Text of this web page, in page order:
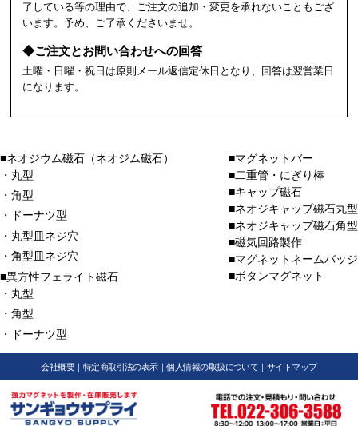
了している等の理由で、ご注文の追加・変更を承れないこともござ
います。予め、ご了承くださいませ。
◆ご注文とお問い合わせへの回答
土曜・日曜・祝日は原則メール返信定休日となり、回答は翌営業日
になります。
■ネオジウム磁石（ネオジム磁石）
・丸型
・角型
・ドーナツ型
・丸型皿ネジ穴
・角型皿ネジ穴
■異方性フェライト磁石
・丸型
・角型
・ドーナツ型
■マグネットバー
■二重管・にぎり棒
■キャップ磁石
■ネオジキャップ磁石丸型
■ネオジキャップ磁石角型
■磁気回路製作
■マグネットネームバッジ
■ボタンマグネット
会社概要｜ 特定商取引法の表示｜個人情報の取扱について ｜ サイトマップ